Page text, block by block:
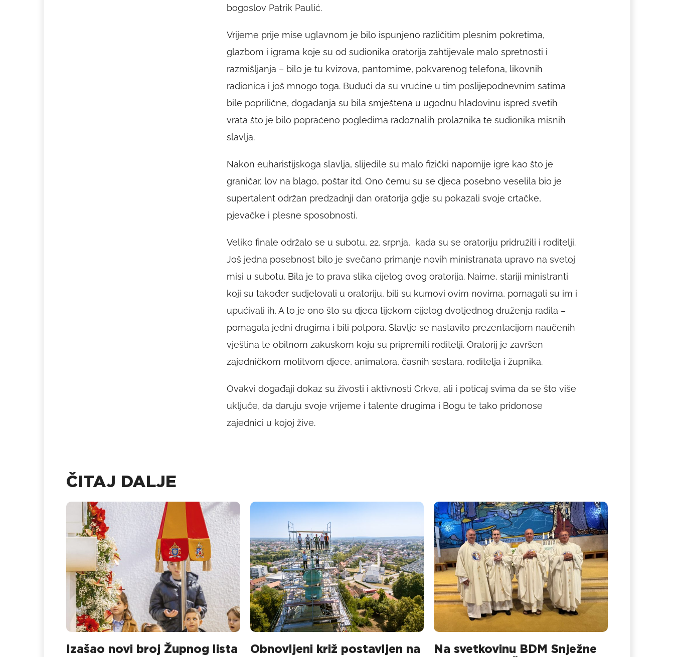
bogoslov Patrik Paulić.
Vrijeme prije mise uglavnom je bilo ispunjeno različitim plesnim pokretima,
glazbom i igrama koje su od sudionika oratorija zahtijevale malo spretnosti i
razmišljanja – bilo je tu kvizova, pantomime, pokvarenog telefona, likovnih
radionica i još mnogo toga. Budući da su vrućine u tim poslijepodnevnim satima
bile poprilične, događanja su bila smještena u ugodnu hladovinu ispred svetih
vrata što je bilo popraćeno pogledima radoznalih prolaznika te sudionika misnih
slavlja.
Nakon euharistijskoga slavlja, slijedile su malo fizički napornije igre kao što je
graničar, lov na blago, poštar itd. Ono čemu su se djeca posebno veselila bio je
supertalent održan predzadnji dan oratorija gdje su pokazali svoje crtačke,
pjevačke i plesne sposobnosti.
Veliko finale održalo se u subotu, 22. srpnja, kada su se oratoriju pridružili i roditelji.
Još jedna posebnost bilo je svečano primanje novih ministranata upravo na svetoj
misi u subotu. Bila je to prava slika cijelog ovog oratorija. Naime, stariji ministranti
koji su također sudjelovali u oratoriju, bili su kumovi ovim novima, pomagali su im i
upućivali ih. A to je ono što su djeca tijekom cijelog dvotjednog druženja radila –
pomagala jedni drugima i bili potpora. Slavlje se nastavilo prezentacijom naučenih
vještina te obilnom zakuskom koju su pripremili roditelji. Oratorij je završen
zajedničkom molitvom djece, animatora, časnih sestara, roditelja i župnika.
Ovakvi događaji dokaz su živosti i aktivnosti Crkve, ali i poticaj svima da se što više
uključe, da daruju svoje vrijeme i talente drugima i Bogu te tako pridonose
zajednici u kojoj žive.
ČITAJ DALJE
Izašao novi broj Župnog lista
Obnovljeni križ postavljen na
Na svetkovinu BDM Snježne